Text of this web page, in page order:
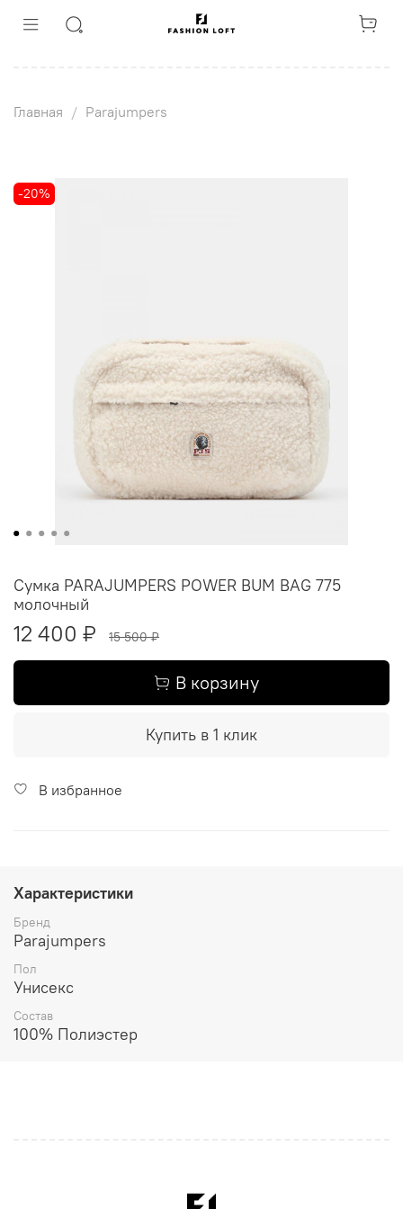
Главная Parajumpers
-20%
Сумка PARAJUMPERS POWER BUM BAG 775
молочный
12 400 ₽ 15 500 ₽
В корзину
Купить в 1 клик
В избранное
Характеристики
Бренд
Parajumpers
Пол
Унисекс
Состав
100% Полиэстер